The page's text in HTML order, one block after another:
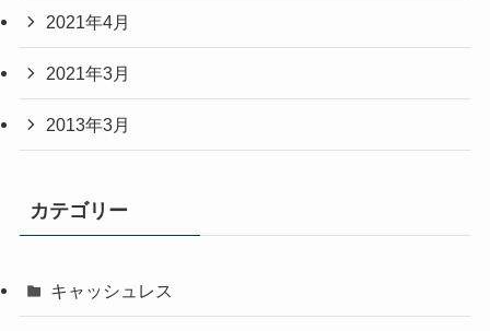
2021年4月
2021年3月
2013年3月
カテゴリー
キャッシュレス